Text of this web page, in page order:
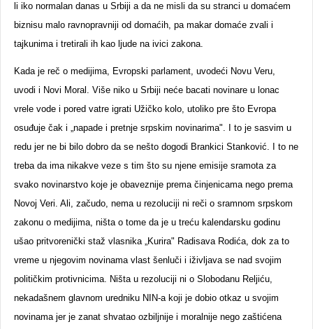
li iko normalan danas u Srbiji a da ne misli da su stranci u domaćem
biznisu malo ravnopravniji od domaćih, pa makar domaće zvali i
tajkunima i tretirali ih kao ljude na ivici zakona.
Kada je reč o medijima, Evropski parlament, uvodeći Novu Veru,
uvodi i Novi Moral. Više niko u Srbiji neće bacati novinare u lonac
vrele vode i pored vatre igrati Užičko kolo, utoliko pre što Evropa
osuđuje čak i „napade i pretnje srpskim novinarima". I to je sasvim u
redu jer ne bi bilo dobro da se nešto dogodi Brankici Stanković. I to ne
treba da ima nikakve veze s tim što su njene emisije sramota za
svako novinarstvo koje je obaveznije prema činjenicama nego prema
Novoj Veri. Ali, začudo, nema u rezoluciji ni reči o sramnom srpskom
zakonu o medijima, ništa o tome da je u treću kalendarsku godinu
ušao pritvorenički staž vlasnika „Kurira" Radisava Rodića, dok za to
vreme u njegovim novinama vlast šenluči i iživljava se nad svojim
političkim protivnicima. Ništa u rezoluciji ni o Slobodanu Reljiću,
nekadašnem glavnom uredniku NIN-a koji je dobio otkaz u svojim
novinama jer je zanat shvatao ozbiljnije i moralnije nego zaštićena